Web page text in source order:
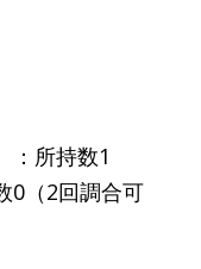
：所持数1
0（2回調合可